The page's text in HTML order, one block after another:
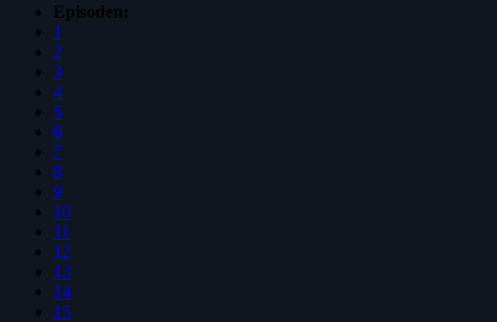
Episoden:
1
2
3
4
5
6
7
8
9
10
11
12
13
14
15